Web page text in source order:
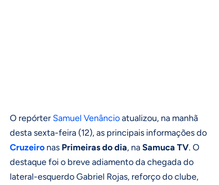
O repórter Samuel Venâncioatualizou, na manhã
desta sexta-feira (12), as principais informações do
Cruzeiro nas Primeiras do dia, naSamuca TV. O
destaque foi o breve adiamento da chegada do
lateral-esquerdo Gabriel Rojas, reforço do clube,